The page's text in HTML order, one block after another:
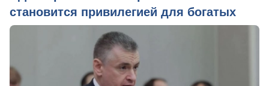
становится привилегией для богатых